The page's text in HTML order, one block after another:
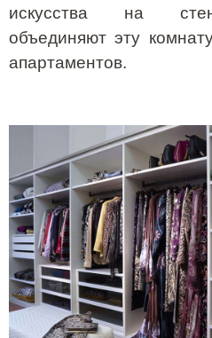
искусства на
объединяют эту
апартаментов.